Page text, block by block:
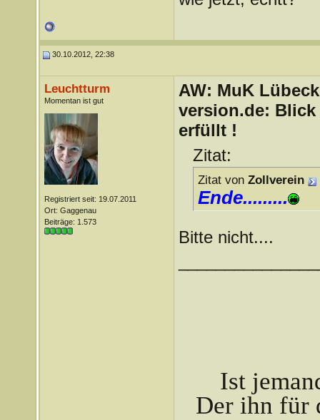
30.10.2012, 22:38
Leuchtturm
Momentan ist gut
Registriert seit: 19.07.2011
Ort: Gaggenau
Beiträge: 1.573
AW: MuK
version.de: Blick
erfüllt !
Zitat:
Zitat von Zollverein
Ende.........
Bitte nicht....
Ist
Der ihn für